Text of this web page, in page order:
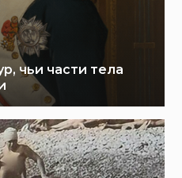
чьи части тела